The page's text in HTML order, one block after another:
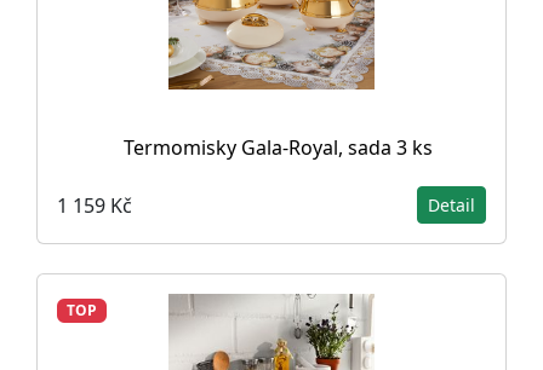
Termomisky Gala-Royal, sada 3 ks
1 159 Kč Detail
TOP